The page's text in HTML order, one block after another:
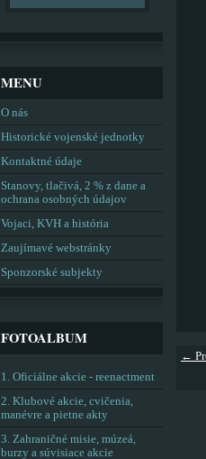
←
MENU
O nás
Historické vojenské jednotky
Kontaktné údaje
Stanovy, tlačivá, 2 % z dane a
ochrana osobných údajov
Vojaci, KVH a história
Zaujímavé webstránky
Sponzorské subjekty
FOTOALBUM
1. Oficiálne akcie - reenactment
2. Klubové akcie, cvičenia,
manévre a pietne akty
3. Zahraničné misie, múzeá,
burzy a súvisiace akcie